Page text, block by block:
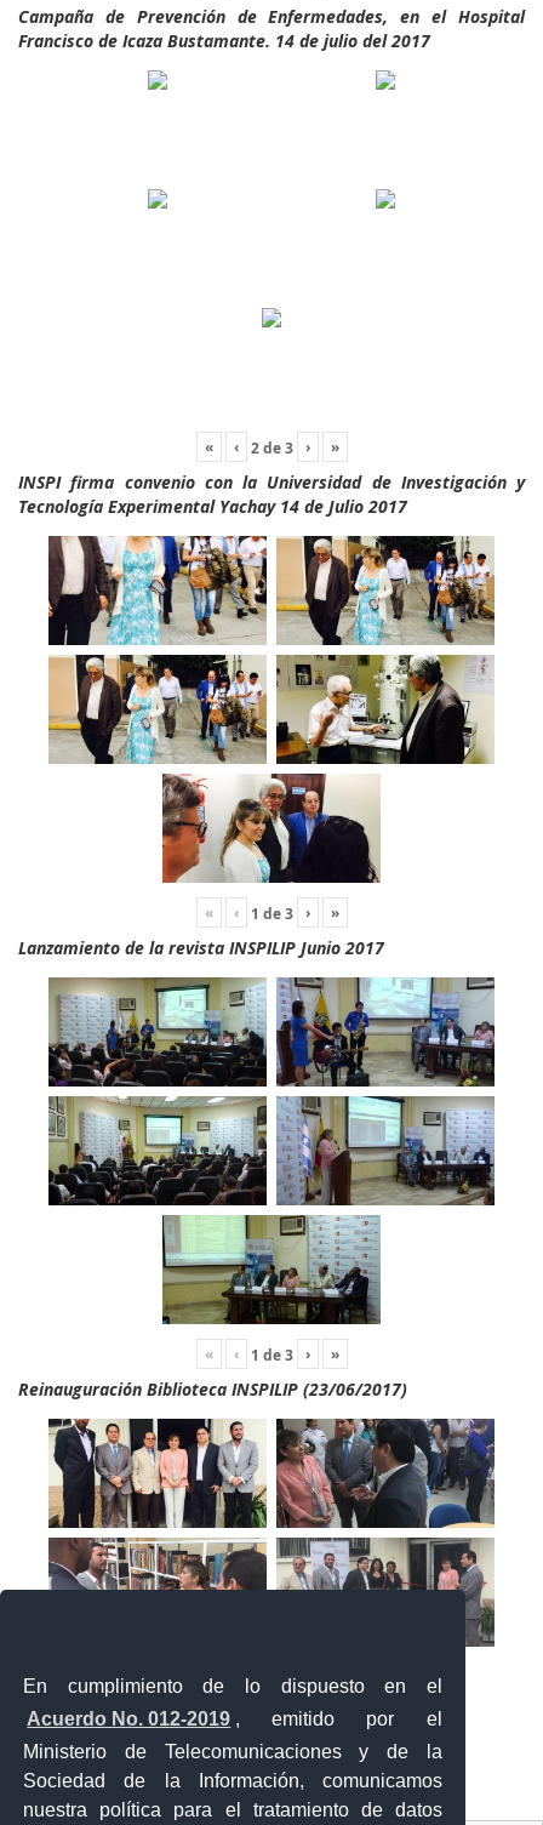
En cumplimiento de lo dispuesto en el
Acuerdo No. 012-2019 , emitido por el
Ministerio de Telecomunicaciones y de la
Sociedad de la Información, comunicamos
nuestra política para el tratamiento de datos
Campaña de Prevención de Enfermedades, en el Hospital
Francisco de Icaza Bustamante. 14 de julio del 2017
« ‹ 2de3 › »
INSPI firma convenio con la Universidad de Investigación y
Tecnología Experimental Yachay 14 de Julio 2017
« ‹ 1 de3 › »
Lanzamiento de la revista INSPILIP Junio 2017
« ‹ 1 de3 › »
Reinauguración Biblioteca INSPILIP (23/06/2017)